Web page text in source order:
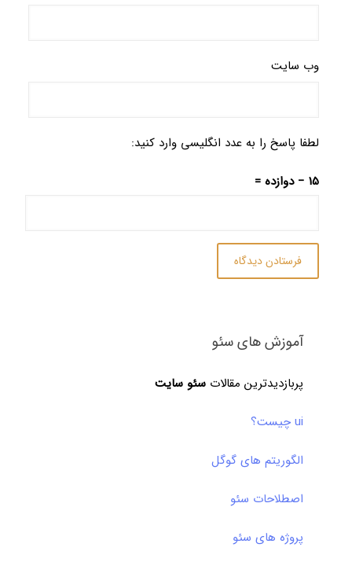
وب‌ سایت
لطفا پاسخ را به عدد انگلیسی وارد کنید:
15 − دوازده =
آموزش های سئو
پربازدیدترین مقالات سئو سایت
ui چیست؟
الگوریتم های گوگل
اصطلاحات سئو
پروژه های سئو